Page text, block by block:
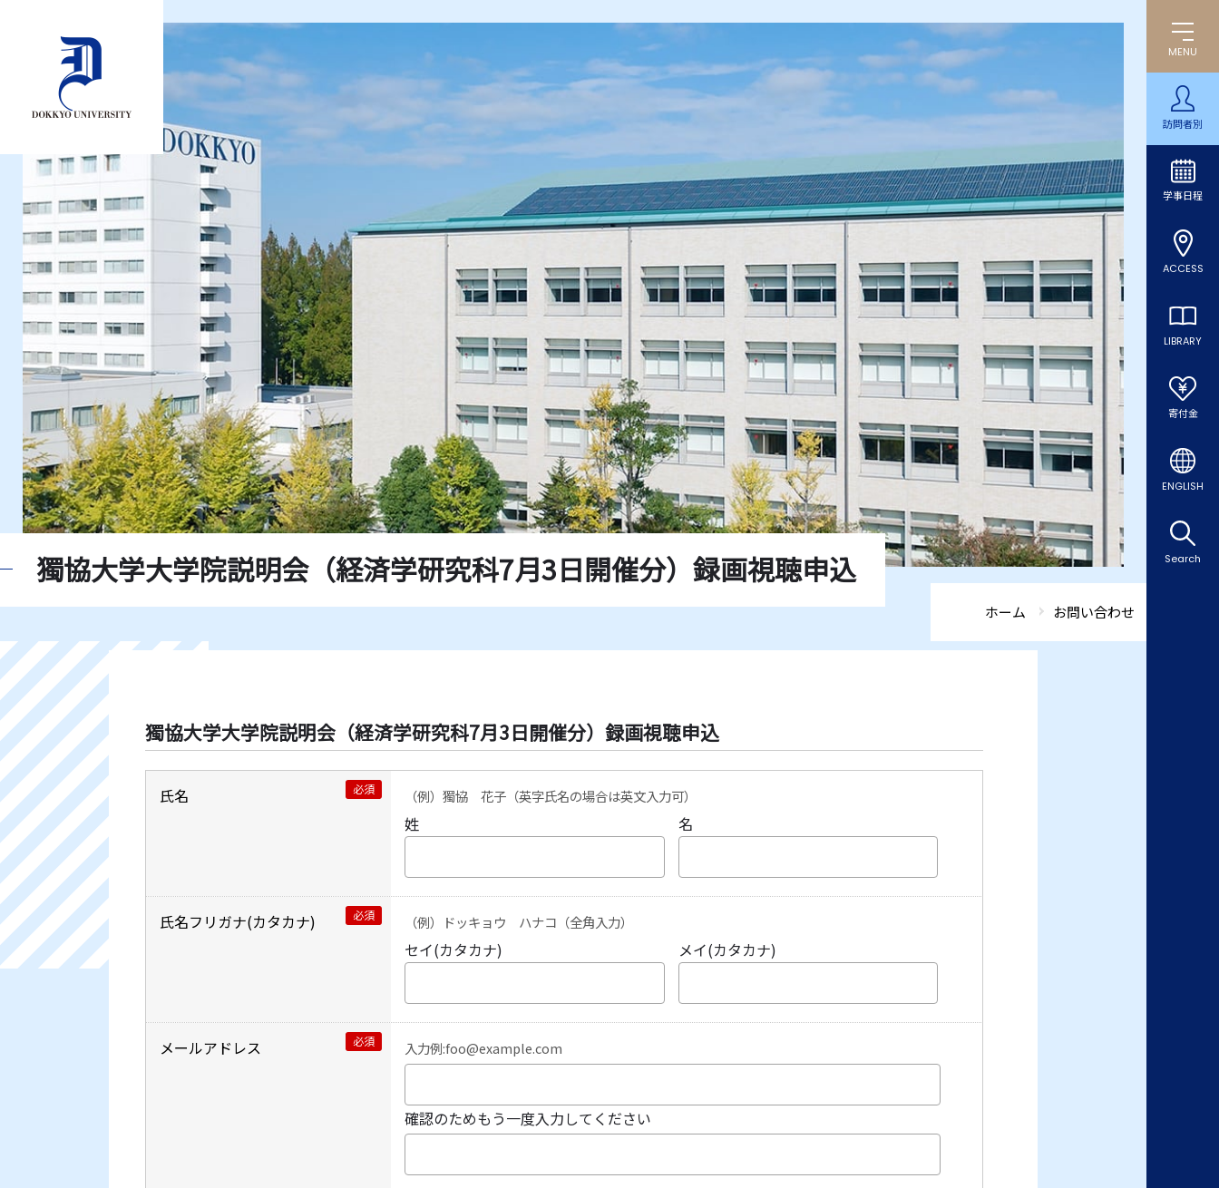
MENU
訪問者別
学事日程
ACCESS
LIBRARY
寄付金
ENGLISH
Search
獨協大学大学院説明会（経済学研究科7月3日開催分）録画視聴申込
ホーム お問い合わせ
獨協大学大学院説明会（経済学研究科7月3日開催分）録画視聴申込
氏名 必須 （例）獨協 花子（英字氏名の場合は英文入力可）
姓 名
氏名フリガナ(カタカナ) 必須 （例）ドッキョウ ハナコ（全角入力）
セイ(カタカナ) メイ(カタカナ)
メールアドレス 必須 入力例:foo@example.com
確認のためもう一度入力してください